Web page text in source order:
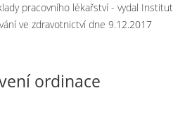
pracovního lékařství - vydal Institut
ve zdravotnictví dne 9.12.2017
ordinace